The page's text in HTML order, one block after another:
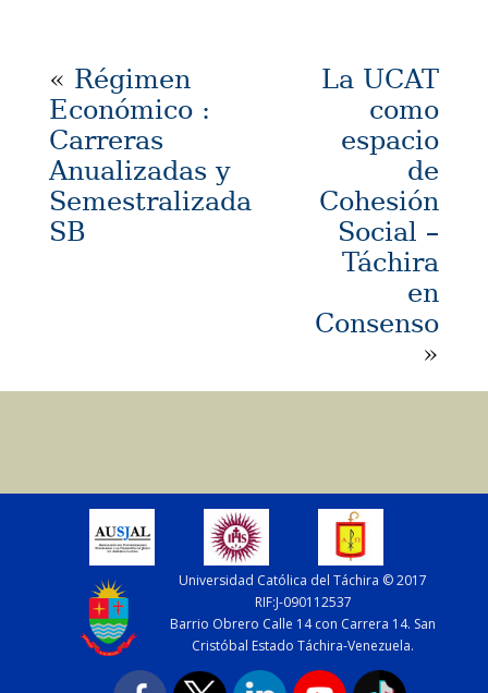
« Régimen
Económico :
Carreras
Anualizadas y
Semestralizada
SB
La UCAT
como
espacio
de
Cohesión
Social –
Táchira
en
Consenso
»
Universidad Católica del Táchira © 2017
RIF:J-090112537
Barrio Obrero Calle 14 con Carrera 14. San
Cristóbal Estado Táchira-Venezuela.